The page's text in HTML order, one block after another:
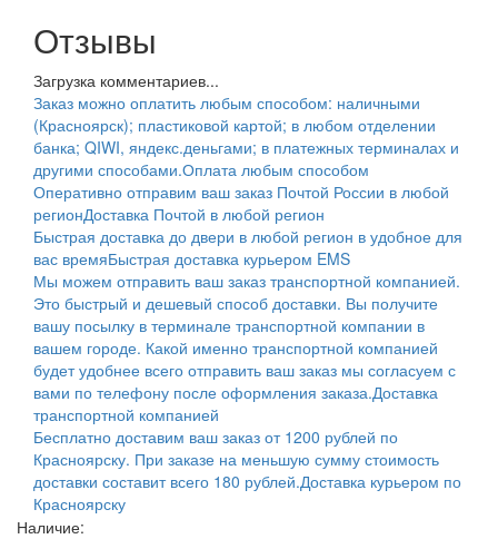
Отзывы
Загрузка комментариев...
Заказ можно оплатить любым способом: наличными
(Красноярск); пластиковой картой; в любом отделении
банка; QIWI, яндекс.деньгами; в платежных терминалах и
другими способами.Оплата любым способом
Оперативно отправим ваш заказ Почтой России в любой
регионДоставка Почтой в любой регион
Быстрая доставка до двери в любой регион в удобное для
вас времяБыстрая доставка курьером EMS
Мы можем отправить ваш заказ транспортной компанией.
Это быстрый и дешевый способ доставки. Вы получите
вашу посылку в терминале транспортной компании в
вашем городе. Какой именно транспортной компанией
будет удобнее всего отправить ваш заказ мы согласуем с
вами по телефону после оформления заказа.Доставка
транспортной компанией
Бесплатно доставим ваш заказ от 1200 рублей по
Красноярску. При заказе на меньшую сумму стоимость
доставки составит всего 180 рублей.Доставка курьером по
Красноярску
Наличие: